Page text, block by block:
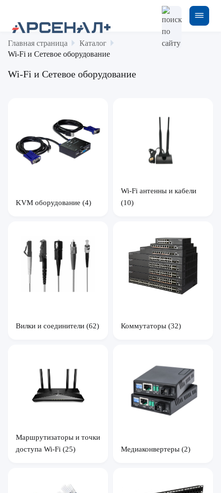
Главная страница
Каталог
Wi-Fi и Сетевое оборудование
Wi-Fi и Сетевое оборудование
KVM оборудование (4)
Wi-Fi антенны и кабели
(10)
Вилки и соединители (62) Коммутаторы (32)
Маршрутизаторы и точки
доступа Wi-Fi (25) Медиаконвертеры (2)